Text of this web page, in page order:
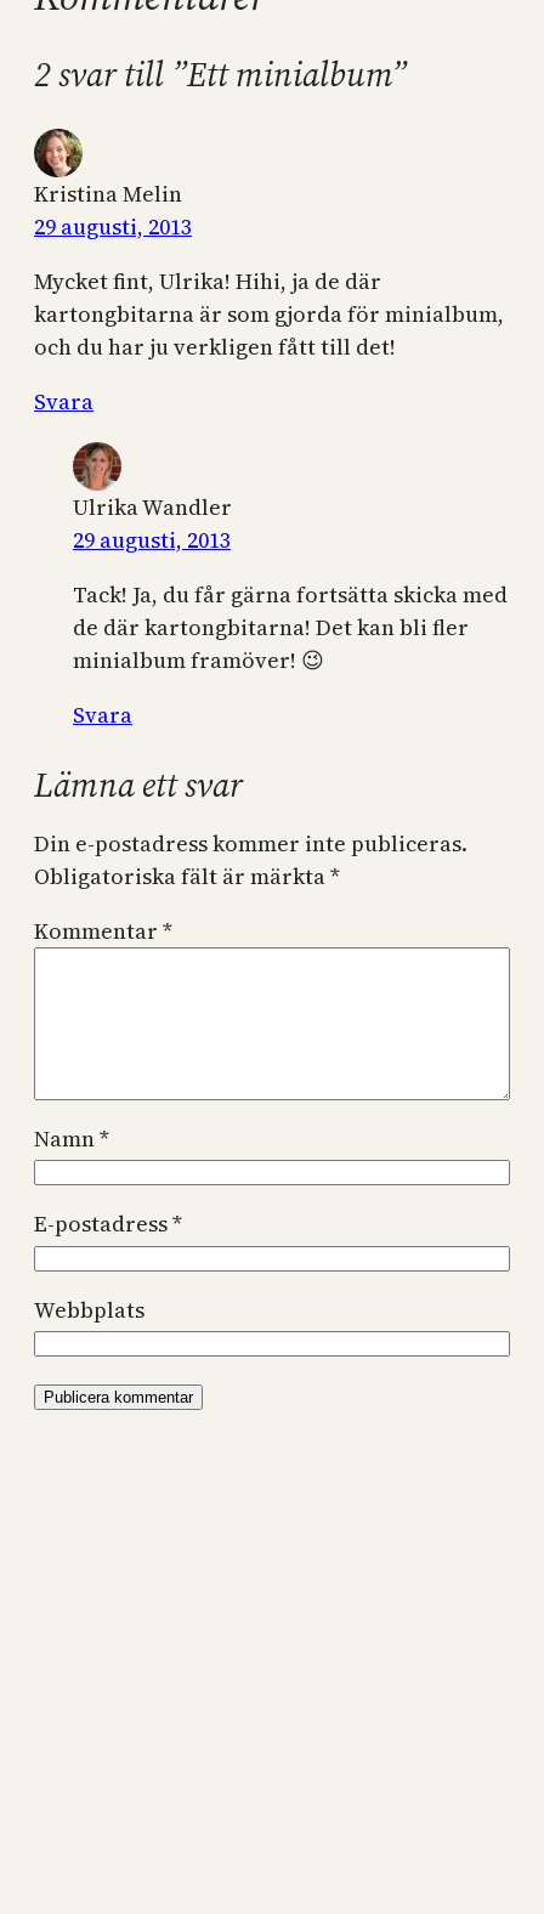
2 svar till ”Ett minialbum”
Kristina Melin
29 augusti, 2013
Mycket fint, Ulrika! Hihi, ja de där
kartongbitarna är som gjorda för minialbum,
och du har ju verkligen fått till det!
Svara
Ulrika Wandler
29 augusti, 2013
Tack! Ja, du får gärna fortsätta skicka med
de där kartongbitarna! Det kan bli fler
minialbum framöver! 😉
Svara
Lämna ett svar
Din e-postadress kommer inte publiceras.
Obligatoriska fält är märkta*
Kommentar *
Namn*
E-postadress*
Webbplats